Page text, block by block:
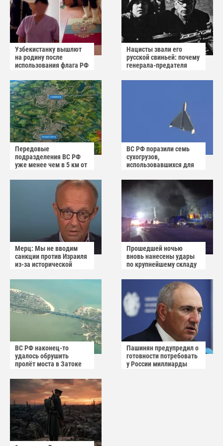
Узбекистанку вышлют
на родину после
использования флага РФ
Нацисты звали его
русской свиньей: почему
генерала-предателя
публичного суда
Передовые
подразделения ВС РФ
уже менее чем в 5 км от
Славянска
ВС РФ поразили семь
сухогрузов,
использовавшихся для
Мерц: Мы не вводим
санкции против Израиля
из-за исторической
Прошедшей ночью
вновь нанесены удары
по крупнейшему складу
маркетплейса Rozetka
ВС РФ наконец-то
удалось обрушить
пролёт моста в Затоке
Пашинян предупредил о
готовности потребовать
у России миллиарды